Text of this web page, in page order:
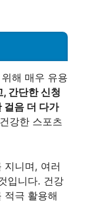
해 매우 유용
간단한 신청
걸음 더 다가
강한 스포츠
지니며, 여러
입니다. 건강
적극 활용해